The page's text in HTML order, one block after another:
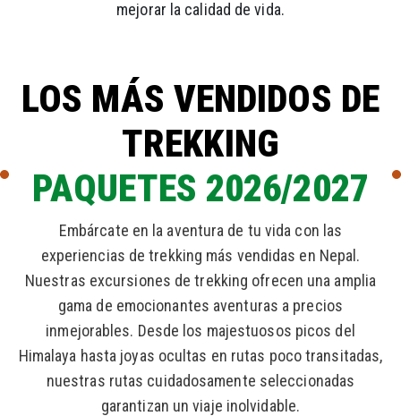
mejorar la calidad de vida.
LOS MÁS VENDIDOS DE
TREKKING
PAQUETES 2026/2027
Embárcate en la aventura de tu vida con las
experiencias de trekking más vendidas en Nepal.
Nuestras excursiones de trekking ofrecen una amplia
gama de emocionantes aventuras a precios
inmejorables. Desde los majestuosos picos del
Himalaya hasta joyas ocultas en rutas poco transitadas,
nuestras rutas cuidadosamente seleccionadas
garantizan un viaje inolvidable.